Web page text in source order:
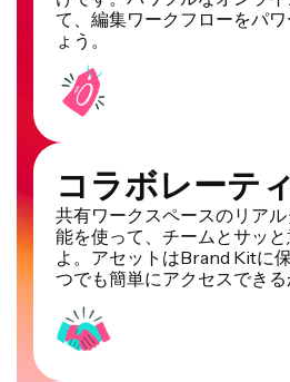
て、編集ワークフローをパ
ょう。
コラボレーテ
共有ワークスペースのリア
能を使って、チームとサッ
よ。アセットはBrand Kitに
つでも簡単にアクセスできる